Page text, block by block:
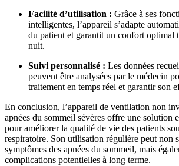
Facilité d’utilisation : Grâce à ses
intelligentes, l’appareil s’adapte
du patient et garantit un confort optimal
nuit.
Suivi personnalisé : Les données
peuvent être analysées par le médecin
traitement en temps réel et garantir son
En conclusion, l’appareil de ventilation non
apnées du sommeil sévères offre une solution
pour améliorer la qualité de vie des patients
respiratoire. Son utilisation régulière peut non
symptômes des apnées du sommeil, mais
complications potentielles à long terme.